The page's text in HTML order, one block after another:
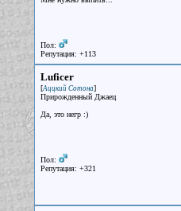
Пол:
Репутация: +113
Luficer
[Аццкий Сотона]
Прирожденный Джаец
Да, это негр :)
Пол:
Репутация: +321